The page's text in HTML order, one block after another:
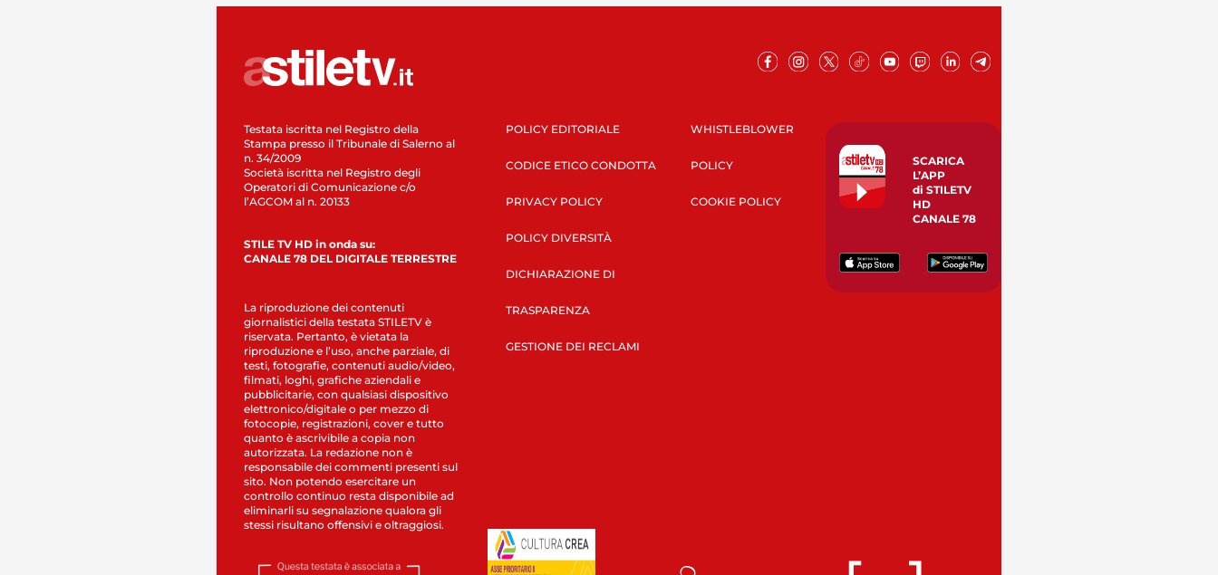
Testata iscritta nel Registro della
Stampa presso il Tribunale di Salerno al
n. 34/2009
Società iscritta nel Registro degli
Operatori di Comunicazione c/o
l’AGCOM al n. 20133
STILE TV HD in onda su:
CANALE 78 DEL DIGITALE TERRESTRE
La riproduzione dei contenuti
giornalistici della testata STILETV è
riservata. Pertanto, è vietata la
riproduzione e l’uso, anche parziale, di
testi, fotografie, contenuti audio/video,
filmati, loghi, grafiche aziendali e
pubblicitarie, con qualsiasi dispositivo
elettronico/digitale o per mezzo di
fotocopie, registrazioni, cover e tutto
quanto è ascrivibile a copia non
autorizzata. La redazione non è
responsabile dei commenti presenti sul
sito. Non potendo esercitare un
controllo continuo resta disponibile ad
eliminarli su segnalazione qualora gli
stessi risultano offensivi e oltraggiosi.
POLICY EDITORIALE
CODICE ETICO CONDOTTA
PRIVACY POLICY
POLICY DIVERSITÀ
DICHIARAZIONE DI
TRASPARENZA
GESTIONE DEI RECLAMI
WHISTLEBLOWER
POLICY
COOKIE POLICY
SCARICA
L’APP
di STILETV
HD
CANALE 78